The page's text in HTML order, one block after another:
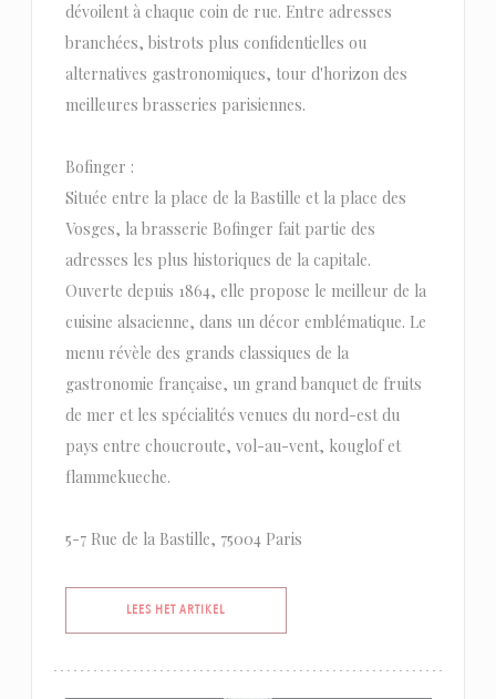
dévoilent à chaque coin de rue. Entre adresses
branchées, bistrots plus confidentielles ou
alternatives gastronomiques, tour d'horizon des
meilleures brasseries parisiennes.
Bofinger :
Située entre la place de la Bastille et la place des
Vosges, la brasserie Bofinger fait partie des
adresses les plus historiques de la capitale.
Ouverte depuis 1864, elle propose le meilleur de la
cuisine alsacienne, dans un décor emblématique. Le
menu révèle des grands classiques de la
gastronomie française, un grand banquet de fruits
de mer et les spécialités venues du nord-est du
pays entre choucroute, vol-au-vent, kouglof et
flammekueche.
5-7 Rue de la Bastille, 75004 Paris
LEES HET ARTIKEL((OPENT IN EEN NIEUW VENSTER))